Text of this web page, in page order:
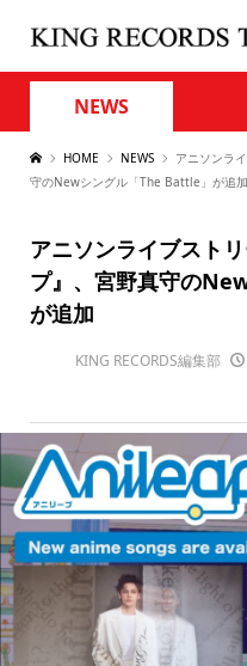
NEWS
HOME NEWS
アニソンラ
守のNewシングル「The Battle」が追加
アニソンライブスト
プ』、宮野真守の
が追加
KING RECORDS編集部